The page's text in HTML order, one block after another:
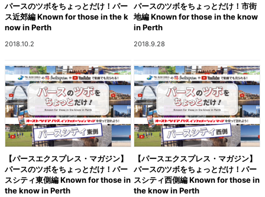
パースのツボをちょっとだけ！パー
ス近郊編 Known for those in the k
now in Perth
2018.10.2
パースのツボをちょっとだけ！市街
地編 Known for those in the know
in Perth
2018.9.28
【パースエクスプレス・マガジン】
パースのツボをちょっとだけ！パー
スシティ東側編 Known for those in
the know in Perth
【パースエクスプレス・マガジン】
パースのツボをちょっとだけ！パー
スシティ西側編 Known for those in
the know in Perth